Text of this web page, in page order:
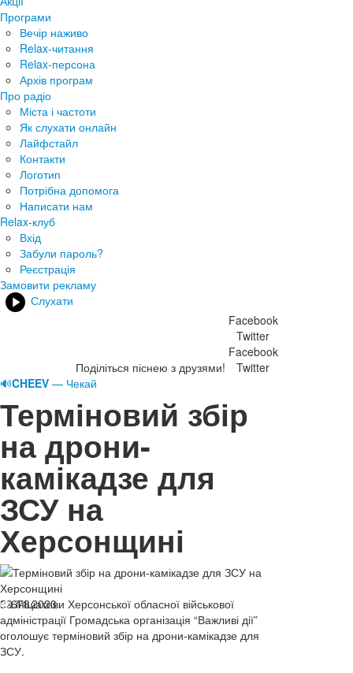
Програми
Вечір наживо
Relax-читання
Relax-персона
Архів програм
Про радіо
Міста і частоти
Як слухати онлайн
Лайфстайл
Контакти
Логотип
Потрібна допомога
Написати нам
Relax-клуб
Вхід
Забули пароль?
Реєстрація
Замовити рекламу
Слухати
Поділіться піснею з друзями!
Facebook
Twitter
Facebook
Twitter
🔊CHEEV — Чекай
Терміновий збір
на дрони-
камікадзе для
ЗСУ на
Херсонщині
09.11.2023
678
За ініціативи Херсонської обласної військової
адміністрації Громадська організація “Важливі дії”
оголошує терміновий збір на дрони-камікадзе для
ЗСУ.